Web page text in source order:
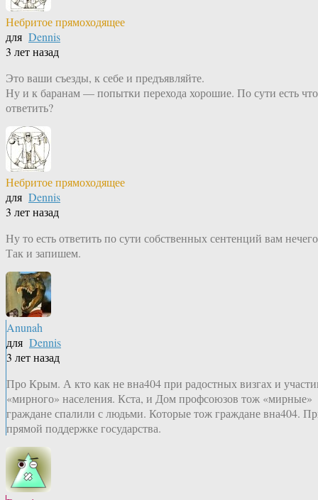
Небритое прямоходящее
для Dennis
3 лет назад
Это ваши съезды, к себе и предъявляйте.
Ну и к баранам — попытки перехода хорошие. По сути есть что
ответить?
Небритое прямоходящее
для Dennis
3 лет назад
Ну то есть ответить по сути собственных сентенций вам
Так и запишем.
Anunah
для Dennis
3 лет назад
Про Крым. А кто как не вна404 при радостных визгах и
«мирного» населения. Кста, и Дом профсоюзов тож «мирные»
граждане спалили с людьми. Которые тож граждане вна404.
прямой поддержке государства.